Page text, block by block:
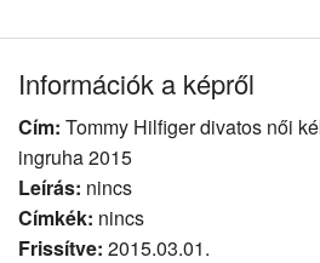
Információk a képről
Cím: Tommy Hilfiger divatos női
ingruha 2015
Leírás: nincs
Címkék: nincs
Frissítve: 2015.03.01.